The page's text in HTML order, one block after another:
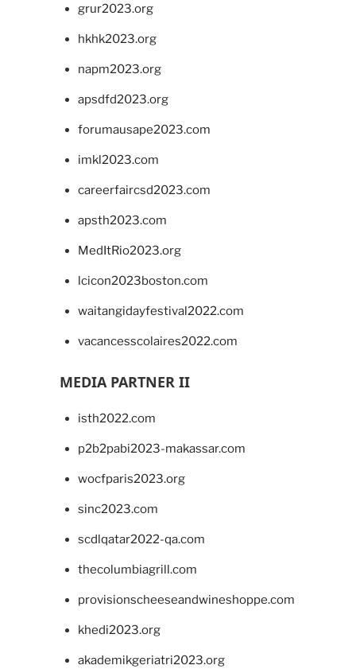
grur2023.org
hkhk2023.org
napm2023.org
apsdfd2023.org
forumausape2023.com
imkl2023.com
careerfaircsd2023.com
apsth2023.com
MedItRio2023.org
lcicon2023boston.com
waitangidayfestival2022.com
vacancesscolaires2022.com
MEDIA PARTNER II
isth2022.com
p2b2pabi2023-makassar.com
wocfparis2023.org
sinc2023.com
scdlqatar2022-qa.com
thecolumbiagrill.com
provisionscheeseandwineshoppe.com
khedi2023.org
akademikgeriatri2023.org